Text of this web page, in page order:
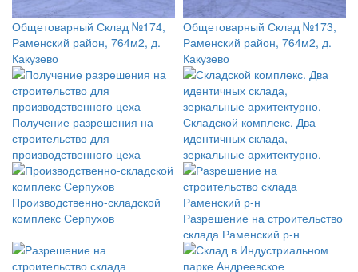
Общетоварный Склад №174,
Раменский район, 764м2, д.
Какузево
Общетоварный Склад №173,
Раменский район, 764м2, д.
Какузево
Получение разрешения на
строительство для
производственного цеха
Складской комплекс. Два
идентичных склада,
зеркальные архитектурно.
Производственно-складской
комплекс Серпухов
Разрешение на строительство
склада Раменский р-н